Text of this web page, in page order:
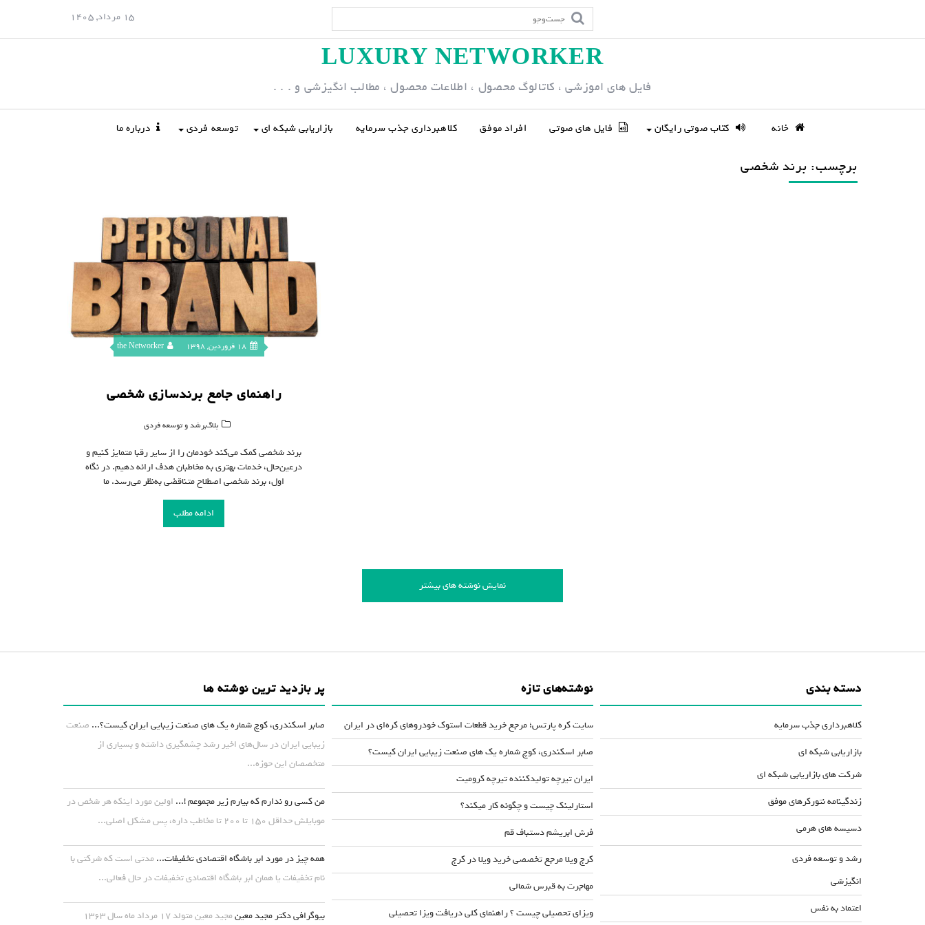
o
15 مرداد, 1405
LUXURY NETWORKER
فایل های اموزشی ، کاتالوگ محصول ، اطلاعات محصول ، مطالب انگیزشی و . . .
خانه کتاب صوتی رایگان فایل های صوتی افراد موفق کلاهبرداری جذب سرمایه بازاریابی شبکه ای توسعه فردی درباره ما
برچسب: برند شخصی
18 فروردین, 1398 the Networker
راهنمای جامع برندسازی شخصی
بلاگ,رشد و توسعه فردی
برند شخصی کمک می‌کند خودمان را از سایر رقبا متمایز کنیم و
درعین‌حال، خدمات بهتری به مخاطبان هدف ارائه دهیم. در نگاه
اول، برند شخصی اصطلاح متناقضی به‌نظر می‌رسد. ما
ادامه مطلب
نمایش نوشته های بیشتر
پر بازدید ترین نوشته ها
صابر اسکندری، کوچ شماره یک های صنعت زیبایی ایران کیست؟... صنعت
زیبایی ایران در سال‌های اخیر رشد چشمگیری داشته و بسیاری از
متخصصان این حوزه...
من کسی رو ندارم که بیارم زیر مجموعم !... اولین مورد اینکه هر شخص در
موبایلش حداقل ۱۵۰ تا ۲۰۰ تا مخاطب داره، پس مشکل اصلی...
همه چیز در مورد ابر باشگاه اقتصادی تخفیفات...مدتی است که شرکتی با
نام تخفیفات یا همان ابر باشگاه اقتصادی تخفیفات در حال فعالی...
بیوگرافی دکتر مجید معین مجید معین متولد ۱۷ مرداد ماه سال ۱۳۶۳
نوشته‌های تازه
سایت کره پارتس؛ مرجع خرید قطعات استوک خودروهای کره‌ای در ایران
صابر اسکندری، کوچ شماره یک های صنعت زیبایی ایران کیست؟
ایران تیرچه تولیدکننده تیرچه کرومیت
استارلینک چیست و چگونه کار میکند؟
فرش ابریشم دستباف قم
کرج ویلا مرجع تخصصی خرید ویلا در کرج
مهاجرت به قبرس شمالی
ویزای تحصیلی چیست ؟ راهنمای کلی دریافت ویزا تحصیلی
دسته بندی
کلاهبرداری جذب سرمایه
بازاریابی شبکه ای
شرکت های بازاریابی شبکه ای
زندگینامه نتورکرهای موفق
دسیسه های هرمی
رشد و توسعه فردی
انگیزشی
اعتماد به نفس